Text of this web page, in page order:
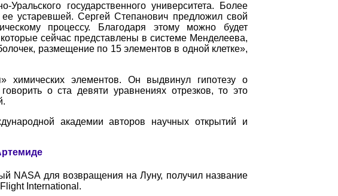
государственного университета. Более
устаревшей. Сергей Степанович предложил свой
процессу. Благодаря этому можно будет
сейчас представлены в системе Менделеева,
размещение по 15 элементов в одной клетке»,
химических элементов. Он выдвинул гипотезу о
о ста девяти уравнениях отрезков, то это
академии авторов научных открытий и
NASA для возвращения на Луну, получил название
International.